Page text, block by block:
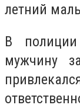
летний
В полиции
мужчину